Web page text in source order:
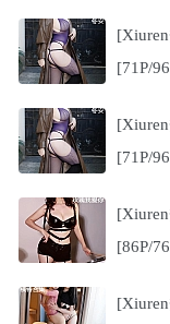
[71P/
[71P/
[86P/